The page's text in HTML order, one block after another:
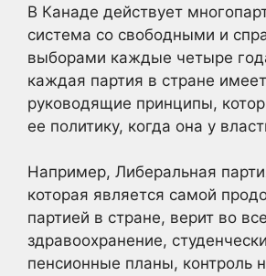
В Канаде действует
система со свободными и
выборами каждые четыре
каждая партия в стране
руководящие принципы,
ее политику, когда она у
Например, Либеральная
которая является самой
партией в стране, верит во
здравоохранение,
пенсионные планы, контроль